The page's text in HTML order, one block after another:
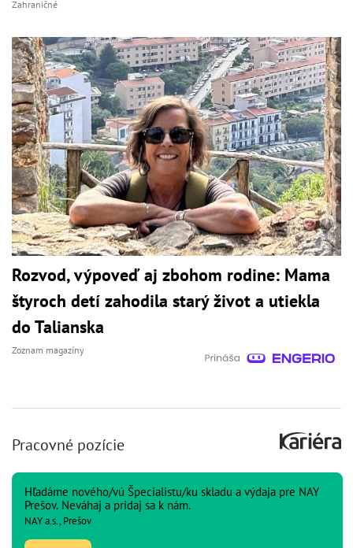
Zahraničné
Rozvod, výpoveď aj zbohom rodine: Mama
štyroch detí zahodila starý život a utiekla
do Talianska
Zoznam magazíny
Pracovné pozície
Hľadáme nového/vú Špecialistu/ku skladu a výdaja pre NAY
Prešov. Neváhaj a pridaj sa k nám.
NAY a.s., Prešov